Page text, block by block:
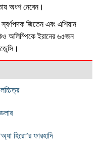
অংশ নেবেন।
জিতেন এবং এশিয়ান
অলিম্পিকে ইরানের ৬৫জন
হিরো’র ফারহাদি